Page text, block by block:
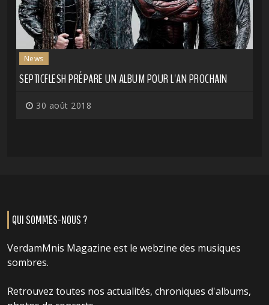
News
SEPTICFLESH PRÉPARE UN ALBUM POUR L'AN PROCHAIN
30 août 2018
QUI SOMMES-NOUS ?
VerdamMnis Magazine est le webzine des musiques
sombres.
Retrouvez toutes nos actualités, chroniques d'albums,